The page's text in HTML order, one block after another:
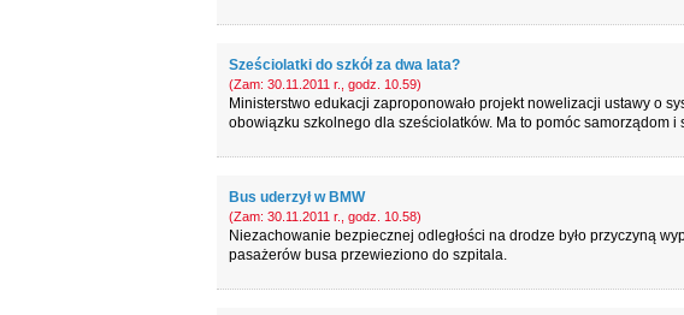
Sześciolatki do szkół za dwa lata?
(Zam: 30.11.2011 r., godz. 10.59)
Ministerstwo edukacji zaproponowało projekt nowelizacji ustawy o
obowiązku szkolnego dla sześciolatków. Ma to pomóc samorządom i
Bus uderzył w BMW
(Zam: 30.11.2011 r., godz. 10.58)
Niezachowanie bezpiecznej odległości na drodze było przyczyną
pasażerów busa przewieziono do szpitala.